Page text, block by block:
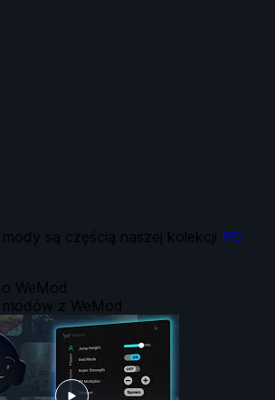
WeMod
z WeMod
mody są częścią naszej kolekcji PC